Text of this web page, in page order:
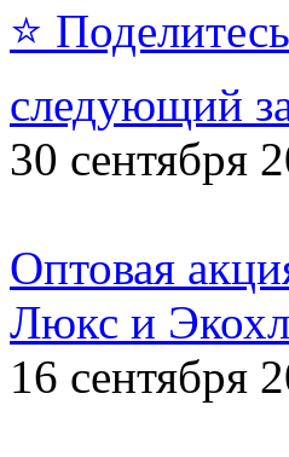
⭐
следующий
30 сентября
Оптовая
Люкс и
16 сентября